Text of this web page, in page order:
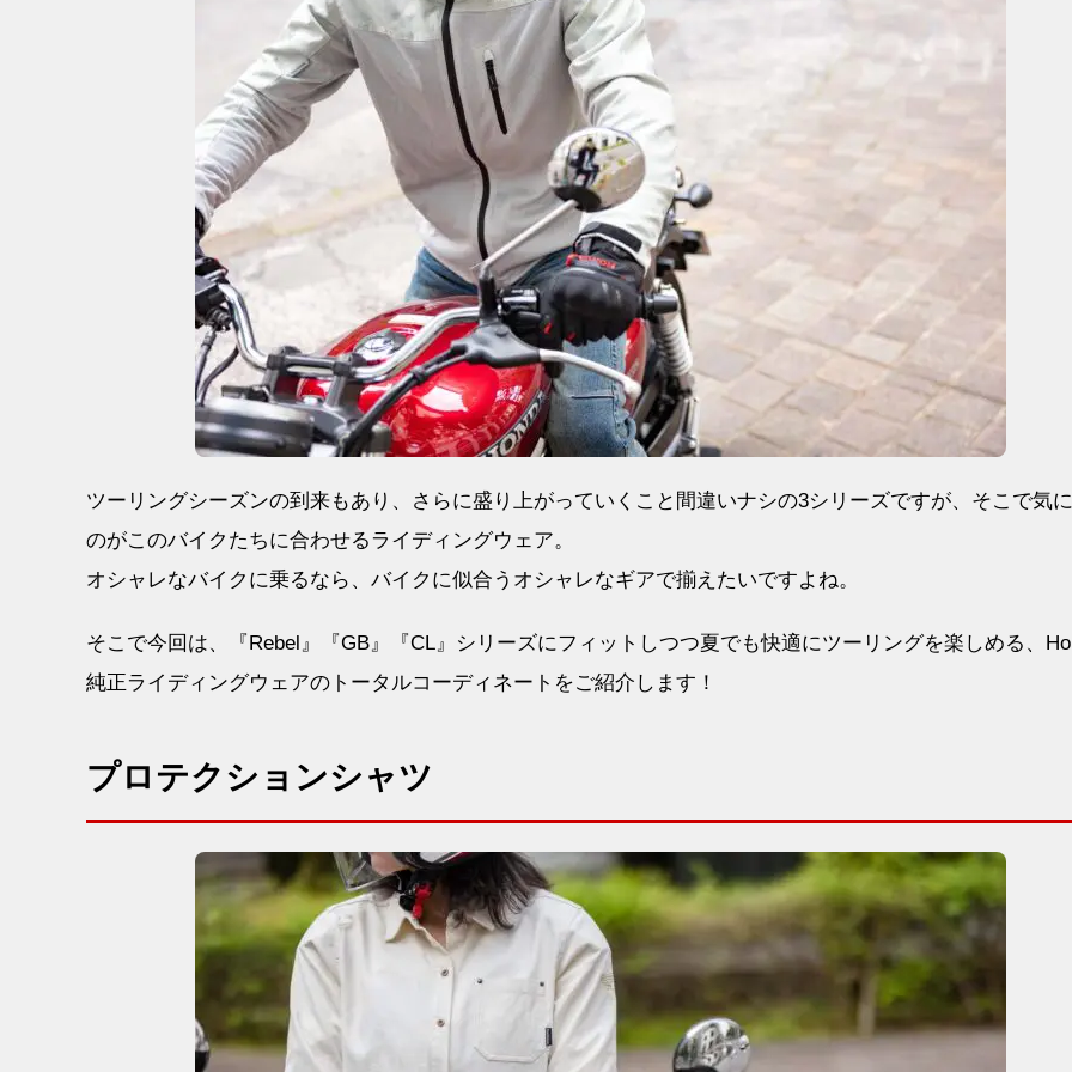
ツーリングシーズンの到来もあり、さらに盛り上がっていくこと間違いナシの3シリーズですが、そこで気
のがこのバイクたちに合わせるライディングウェア。
オシャレなバイクに乗るなら、バイクに似合うオシャレなギアで揃えたいですよね。
そこで今回は、『Rebel』『GB』『CL』シリーズにフィットしつつ夏でも快適にツーリングを楽しめる、
純正ライディングウェアのトータルコーディネートをご紹介します！
プロテクションシャツ